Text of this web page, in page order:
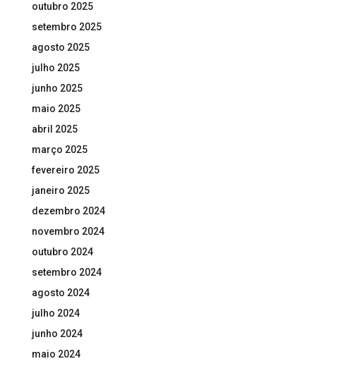
outubro 2025
setembro 2025
agosto 2025
julho 2025
junho 2025
maio 2025
abril 2025
março 2025
fevereiro 2025
janeiro 2025
dezembro 2024
novembro 2024
outubro 2024
setembro 2024
agosto 2024
julho 2024
junho 2024
maio 2024